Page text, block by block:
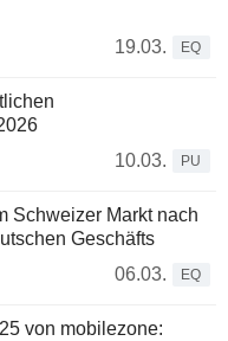
19.03.
EQ
10.03.
PU
Schweizer Markt nach
Geschäfts
06.03.
EQ
von mobilezone: